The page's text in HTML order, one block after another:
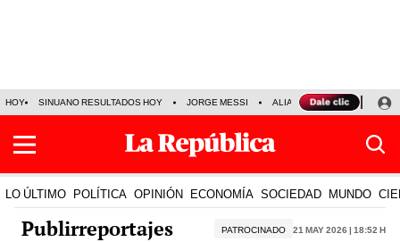
HOY SINUANO RESULTADOS HOY JORGE MESSI ALIANZA LIMA VS SPORT
LO ÚLTIMO POLÍTICA OPINIÓN ECONOMÍA SOCIEDAD MUNDO
Publirreportajes PATROCINADO 21 May 2026 | 18:52 h